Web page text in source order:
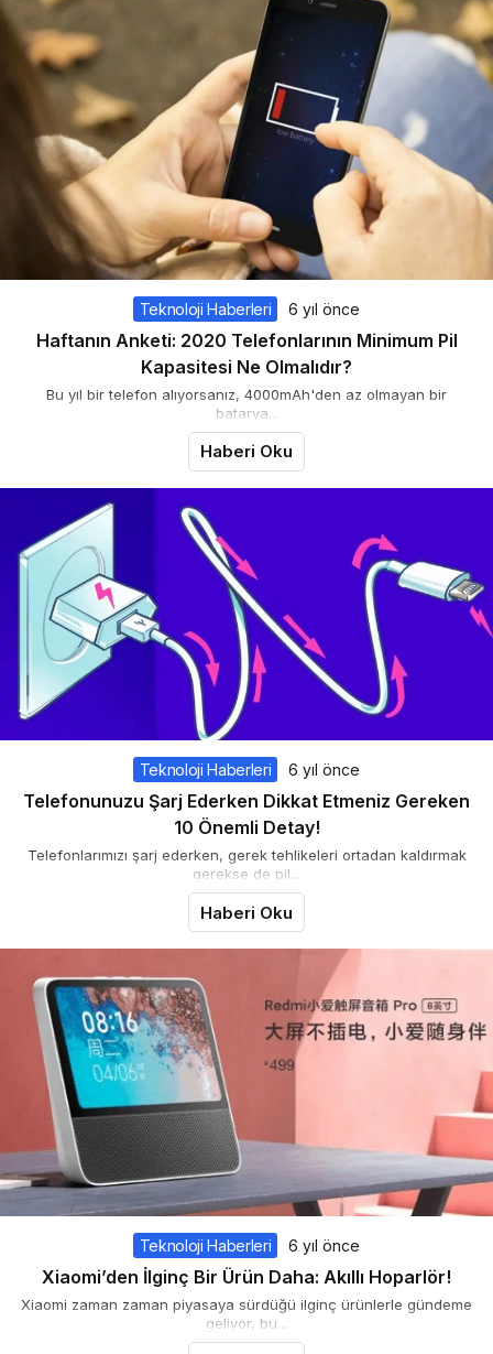
Teknoloji Haberleri 6 yıl önce
Haftanın Anketi: 2020 Telefonlarının Minimum Pil
Kapasitesi Ne Olmalıdır?
Bu yıl bir telefon alıyorsanız, 4000mAh'den az olmayan bir
batarya...
Haberi Oku
Teknoloji Haberleri 6 yıl önce
Telefonunuzu Şarj Ederken Dikkat Etmeniz Gereken
10 Önemli Detay!
Telefonlarımızı şarj ederken, gerek tehlikeleri ortadan kaldırmak
gerekse de pil...
Haberi Oku
Teknoloji Haberleri 6 yıl önce
Xiaomi’den İlginç Bir Ürün Daha: Akıllı Hoparlör!
Xiaomi zaman zaman piyasaya sürdüğü ilginç ürünlerle gündeme
geliyor, bu...